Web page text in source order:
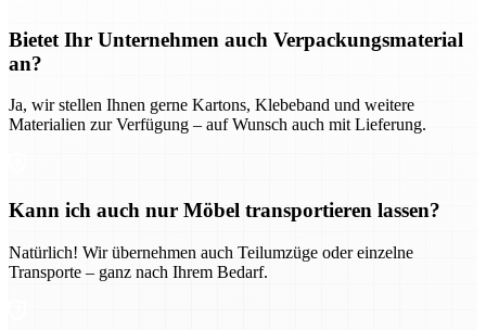
Bietet Ihr Unternehmen auch Verpackungsmaterial
an?
Ja, wir stellen Ihnen gerne Kartons, Klebeband und weitere
Materialien zur Verfügung – auf Wunsch auch mit Lieferung.
Kann ich auch nur Möbel transportieren lassen?
Natürlich! Wir übernehmen auch Teilumzüge oder einzelne
Transporte – ganz nach Ihrem Bedarf.